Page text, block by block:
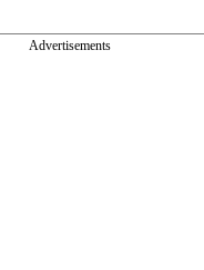
Advertisements